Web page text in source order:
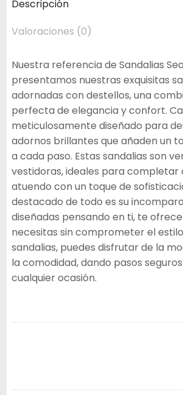
Descripción
Valoraciones (0)
Nuestra referencia de Sandalias
presentamos nuestras exquisitas
adornadas con destellos, una
perfecta de elegancia y confort.
meticulosamente diseñado para
adornos brillantes que añaden un
a cada paso. Estas sandalias son
vestidoras, ideales para completar
atuendo con un toque de
destacado de todo es su
diseñadas pensando en ti, te
necesitas sin comprometer el
sandalias, puedes disfrutar de la
la comodidad, dando pasos
cualquier ocasión.